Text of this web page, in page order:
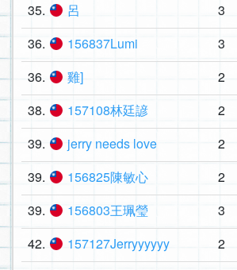
35. 呂 3
36. 156837Lumi 3
36. 雞] 2
38. 157108林廷諺 2
39. jerry needs love 2
39. 156825陳敏心 2
39. 156803王珮瑩 3
42. 157127Jerryyyyyy 2